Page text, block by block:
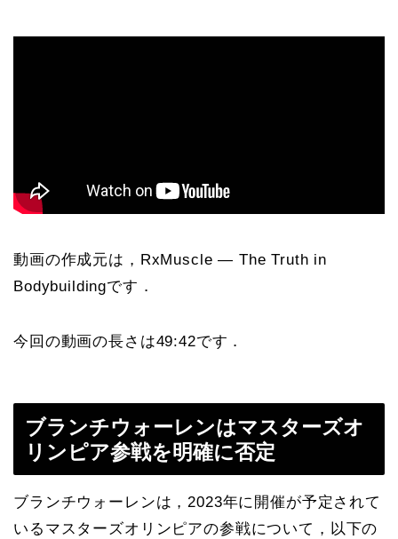
動画の作成元は，RxMuscle — The Truth in
Bodybuildingです．
今回の動画の長さは49:42です．
ブランチウォーレンはマスターズオ
リンピア参戦を明確に否定
ブランチウォーレンは，2023年に開催が予定されて
いるマスターズオリンピアの参戦について，以下の